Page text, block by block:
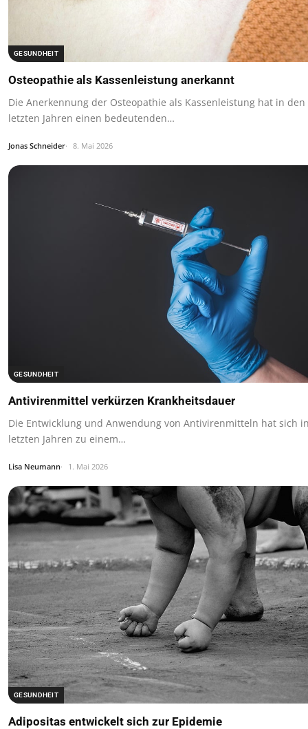
GESUNDHEIT
Osteopathie als Kassenleistung anerkannt
Die Anerkennung der Osteopathie als Kassenleistung hat in den
letzten Jahren einen bedeutenden…
Jonas Schneider 8. Mai 2026
GESUNDHEIT
Antivirenmittel verkürzen Krankheitsdauer
Die Entwicklung und Anwendung von Antivirenmitteln hat sich
letzten Jahren zu einem…
Lisa Neumann 1. Mai 2026
GESUNDHEIT
Adipositas entwickelt sich zur Epidemie